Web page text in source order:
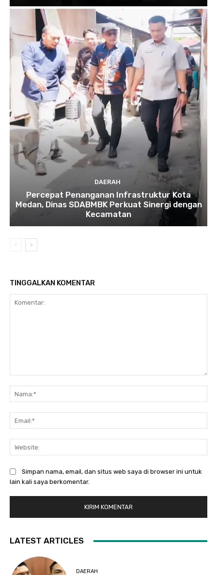
DAERAH
Percepat Penanganan Infrastruktur Kota
Medan, Dinas SDABMBK Perkuat Sinergi dengan
Kecamatan
TINGGALKAN KOMENTAR
Simpan nama, email, dan situs web saya di browser ini untuk
lain kali saya berkomentar.
LATEST ARTICLES
DAERAH